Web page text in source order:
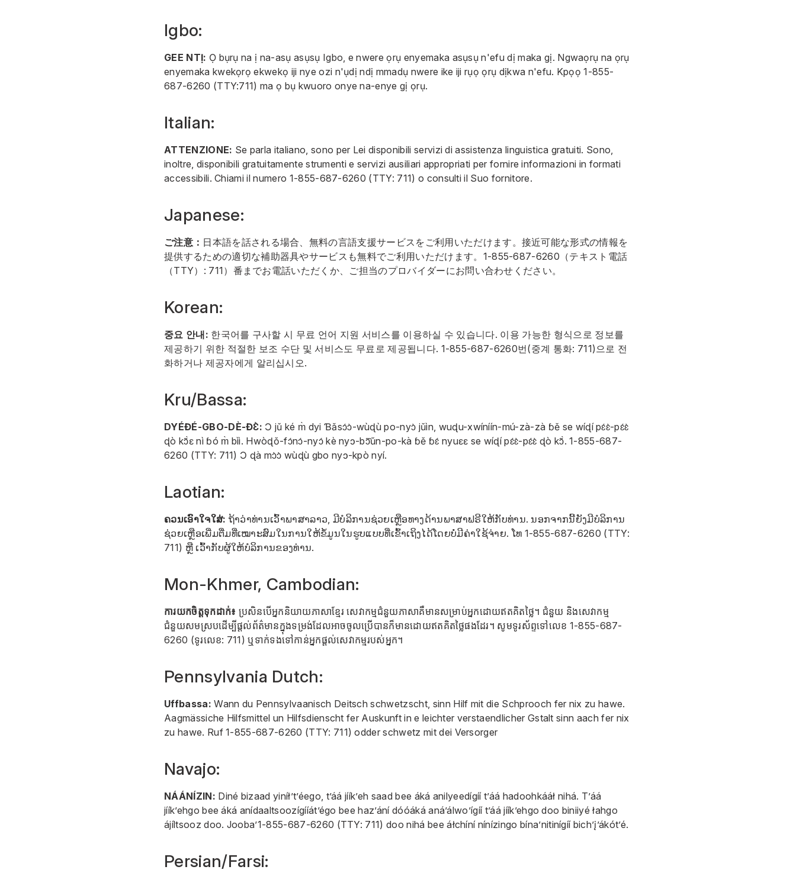
Igbo:
GEE NTỊ: Ọ bụrụ na ị na-asụ asụsụ Igbo, e nwere ọrụ enyemaka asụsụ n'efu dị maka gị. Ngwaọrụ na ọrụ
enyemaka kwekọrọ ekwekọ iji nye ozi n'ụdị ndị mmadụ nwere ike iji rụọ ọrụ dịkwa n'efu. Kpọọ1-855-
687-6260 (TTY:711) ma ọ bụ kwuoro onye na-enye gị ọrụ.
Italian:
ATTENZIONE: Se parla italiano, sono per Lei disponibili servizi di assistenza linguistica gratuiti. Sono,
inoltre, disponibili gratuitamente strumenti e servizi ausiliari appropriati per fornire informazioni in formati
accessibili. Chiami il numero 1-855-687-6260 (TTY: 711) o consulti il Suo fornitore.
Japanese:
ご注意： 日本語を話される場合、無料の言語支援サービスをご利用いただけます。接近可能な形式の情報を
提供するための適切な補助器具やサービスも無料でご利用いただけます。 1-855-687-6260 （テキスト電話
（TTY）: 711）番までお電話いただくか、ご担当のプロバイダーにお問い合わせください。
Korean:
중요 안내: 한국어를 구사할 시 무료 언어 지원 서비스를 이용하실 수 있습니다. 이용 가능한 형식으로 정보를
제공하기 위한 적절한 보조 수단 및 서비스도 무료로 제공됩니다. 1-855-687-6260번(중계 통화: 711)으로 전
화하거나 제공자에게 알리십시오.
Kru/Bassa:
DYÉƉÉ-GBO-DÈ-ƉƐ̀: Ɔ jǔ ké m̀ dyi Ɓǎsɔ́ɔ̀-wùɖù po-nyɔ̀ jǔìn, wuɖu-xwíníín-mú-zà-zà ɓě se wíɖí pɛ́ɛ̀-pɛ́ɛ̀
ɖò kɔ̃̀ɛ nì ɓó m̀ bìì. Hwòɖǒ-fɔ́nɔ́-nyɔ́ kè nyɔ-bɔ̃̌ǔn-po-kà ɓě ɓɛ́ nyuɛɛ se wíɖí pɛ́ɛ̀-pɛ́ɛ̀ ɖò kɔ̃̀.1-855-687-
6260 (TTY: 711) Ɔ ɖà mɔ̀ɔ̀ wùɖù gbo nyɔ-kpò nyí.
Laotian:
ຄວນເອົາໃຈໃສ່: ຖ້າວ່າທ່ານເວົ້າພາສາລາວ, ມີບໍລິການຊ່ວຍເຫຼືອທາງດ້ານພາສາຟຣີໃຫ້ກັບທ່ານ. ນອກຈາກນີ້ຍັງມີບໍລິການ
ຊ່ວຍເຫຼືອເພີ່ມຕື່ມທີ່ເໝາະສົມໃນການໃຫ້ຂໍ້ມູນໃນຮູບແບບທີ່ເຂົ້າເຖິງໄດ້ໂດຍບໍ່ມີຄ່າໃຊ້ຈ່າຍ. ໂທ 1-855-687-6260 (TTY:
711) ຫຼື ເວົ້າກັບຜູ້ໃຫ້ບໍລິການຂອງທ່ານ.
Mon-Khmer, Cambodian:
ការយកចិត្តទុកដាក់៖ ប្រសិនបើអ្នកនិយាយភាសាខ្មែរ សេវាកម្មជំនួយភាសាគឺមានសម្រាប់អ្នកដោយឥតគិតថ្លៃ។ ជំនួយ និងសេវាកម្ម
ជំនួយសមស្របដើម្បីផ្តល់ព័ត៌មានក្នុងទម្រង់ដែលអាចចូលប្រើបានក៏មានដោយឥតគិតថ្លៃផងដែរ។ សូមទូរស័ព្ទទៅលេខ 1-855-687-
6260 (ទូរលេខ: 711) ឬទាក់ទងទៅកាន់អ្នកផ្តល់សេវាកម្មរបស់អ្នក។
Pennsylvania Dutch:
Uffbassa: Wann du Pennsylvaanisch Deitsch schwetzscht, sinn Hilf mit die Schprooch fer nix zu hawe.
Aagmässiche Hilfsmittel un Hilfsdienscht fer Auskunft in e leichter verstaendlicher Gstalt sinn aach fer nix
zu hawe. Ruf1-855-687-6260 (TTY: 711) odder schwetz mit dei Versorger
Navajo:
NÁÁNÍZIN: Diné bizaad yiníł’tʼéego, t’áá jíík’eh saad bee áká anilyeedígíí t’áá hadoohkááł nihá. T’áá
jíík’ehgo bee áká anídaaltsoozígííát’égo bee haz’ání dóóáká aná’álwo’ígíí t’áá jíík’ehgo doo biniiyé łahgo
ájíltsooz doo. Jooba’1-855-687-6260 (TTY: 711) doo nihá bee áłchíní nínízingo bína’nitinígíí bich’į’ákót’é.
Persian/Farsi: